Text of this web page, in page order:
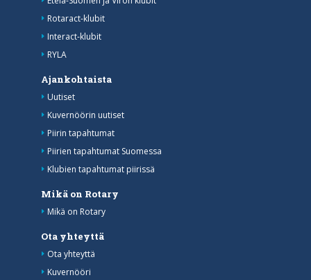
Rotaract-klubit
Interact-klubit
RYLA
Ajankohtaista
Uutiset
Kuvernöörin uutiset
Piirin tapahtumat
Piirien tapahtumat Suomessa
Klubien tapahtumat piirissä
Mikä on Rotary
Mikä on Rotary
Ota yhteyttä
Ota yhteyttä
Kuvernööri